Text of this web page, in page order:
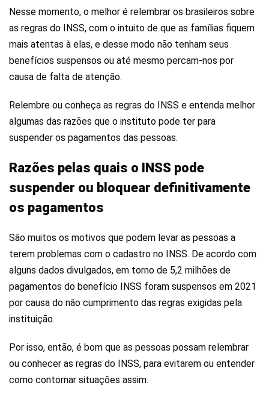
Nesse momento, o melhor é relembrar os brasileiros sobre
as regras do INSS, com o intuito de que as famílias fiquem
mais atentas à elas, e desse modo não tenham seus
benefícios suspensos ou até mesmo percam-nos por
causa de falta de atenção.
Relembre ou conheça as regras do INSS e entenda melhor
algumas das razões que o instituto pode ter para
suspender os pagamentos das pessoas.
Razões pelas quais o INSS pode
suspender ou bloquear definitivamente
os pagamentos
São muitos os motivos que podem levar as pessoas a
terem problemas com o cadastro no INSS. De acordo com
alguns dados divulgados, em torno de 5,2 milhões de
pagamentos do benefício INSS foram suspensos em 2021
por causa do não cumprimento das regras exigidas pela
instituição.
Por isso, então, é bom que as pessoas possam relembrar
ou conhecer as regras do INSS, para evitarem ou entender
como contornar situações assim.